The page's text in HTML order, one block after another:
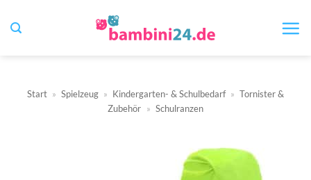
Inhalt
Start » Spielzeug » Kindergarten- & Schulbedarf » Tornister &
Zubehör » Schulranzen